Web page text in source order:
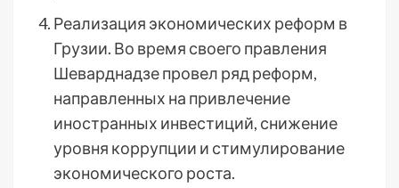
Реализация экономических реформ в
Грузии. Во время своего правления
Шеварднадзе провел ряд реформ,
направленных на привлечение
иностранных инвестиций, снижение
уровня коррупции и стимулирование
экономического роста.